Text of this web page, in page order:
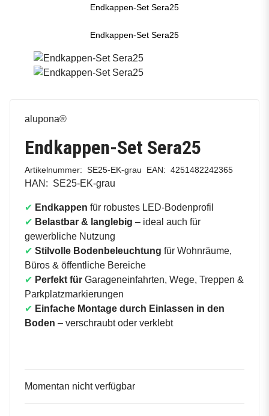
alupona®
Endkappen-Set Sera25
Artikelnummer: SE25-EK-grau EAN: 4251482242365
HAN: SE25-EK-grau
✔ Endkappen für robustes LED-Bodenprofil
✔ Belastbar & langlebig – ideal auch für
gewerbliche Nutzung
✔ Stilvolle Bodenbeleuchtung für Wohnräume,
Büros & öffentliche Bereiche
✔ Perfekt für Garageneinfahrten, Wege, Treppen &
Parkplatzmarkierungen
✔ Einfache Montage durch Einlassen in den
Boden – verschraubt oder verklebt
Momentan nicht verfügbar
Endkappen-Set Sera25
Endkappen-Set Sera25